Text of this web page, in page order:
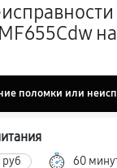
поломки или
60